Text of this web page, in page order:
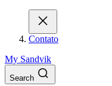
Contato
My Sandvik
Search